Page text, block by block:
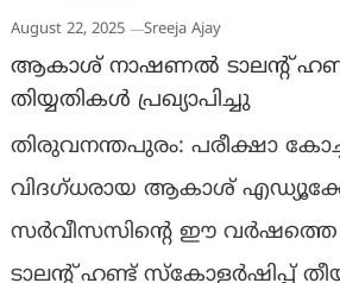
August 22, 2025 Sreeja Ajay
ആകാശ് നാഷണൽ ടാലൻ്റ്
തിയ്യതികൾ പ്രഖ്യാപിച്ചു
തിരുവനന്തപുരം: പരീക്ഷാ
വിദഗ്‌ധരായ ആകാശ്
സർവീസസിന്റെ ഈ
ടാലന്റ് ഹണ്ട് സ്കോളർഷിപ്പ്